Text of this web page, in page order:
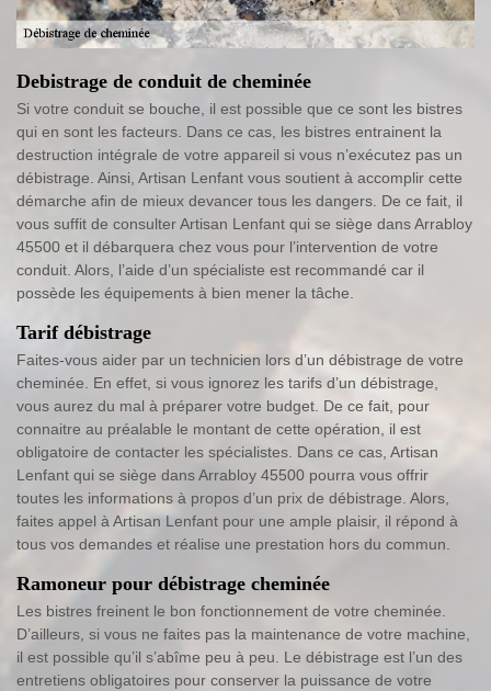
Debistrage de conduit de cheminée
Si votre conduit se bouche, il est possible que ce sont les bistres
qui en sont les facteurs. Dans ce cas, les bistres entrainent la
destruction intégrale de votre appareil si vous n’exécutez pas un
débistrage. Ainsi, Artisan Lenfant vous soutient à accomplir cette
démarche afin de mieux devancer tous les dangers. De ce fait, il
vous suffit de consulter Artisan Lenfant qui se siège dans Arrabloy
45500 et il débarquera chez vous pour l’intervention de votre
conduit. Alors, l’aide d’un spécialiste est recommandé car il
possède les équipements à bien mener la tâche.
Tarif débistrage
Faites-vous aider par un technicien lors d’un débistrage de votre
cheminée. En effet, si vous ignorez les tarifs d’un débistrage,
vous aurez du mal à préparer votre budget. De ce fait, pour
connaitre au préalable le montant de cette opération, il est
obligatoire de contacter les spécialistes. Dans ce cas, Artisan
Lenfant qui se siège dans Arrabloy 45500 pourra vous offrir
toutes les informations à propos d’un prix de débistrage. Alors,
faites appel à Artisan Lenfant pour une ample plaisir, il répond à
tous vos demandes et réalise une prestation hors du commun.
Ramoneur pour débistrage cheminée
Les bistres freinent le bon fonctionnement de votre cheminée.
D’ailleurs, si vous ne faites pas la maintenance de votre machine,
il est possible qu’il s’abîme peu à peu. Le débistrage est l’un des
entretiens obligatoires pour conserver la puissance de votre